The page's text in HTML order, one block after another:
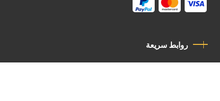
روابط سريعة